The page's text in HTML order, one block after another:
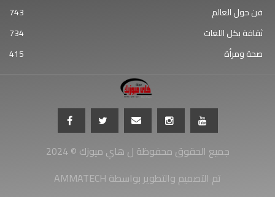
فن حول العالم
743
ثقافة بكل اللغات
734
صحة ومرأة
415
جميع الحقوق محفوظة ل هاي ميوزك © 2024
AMMATECH تم التصميم والتطوير بواسطة